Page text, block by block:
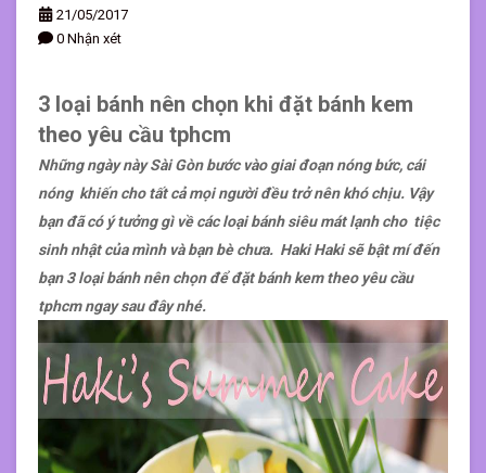
21/05/2017
0 Nhận xét
3 loại bánh nên chọn khi đặt bánh kem
theo yêu cầu tphcm
Những ngày này Sài Gòn bước vào giai đoạn nóng bức, cái
nóng khiến cho tất cả mọi người đều trở nên khó chịu. Vậy
bạn đã có ý tưởng gì về các loại bánh siêu mát lạnh cho tiệc
sinh nhật của mình và bạn bè chưa. Haki Haki sẽ bật mí đến
bạn 3 loại bánh nên chọn để đặt bánh kem theo yêu cầu
tphcm ngay sau đây nhé.